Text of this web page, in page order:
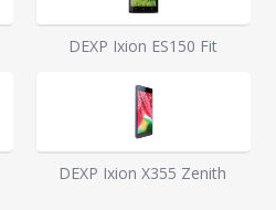
DEXP Ixion ES150 Fit
DEXP Ixion X355 Zenith